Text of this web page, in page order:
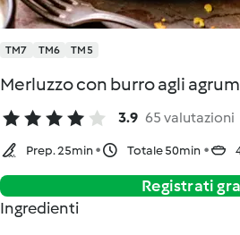
TM7 TM6 TM5
Merluzzo con burro agli
3.9 65 valutazioni
Prep. 25min Totale 50min
Registrati
Ingredienti